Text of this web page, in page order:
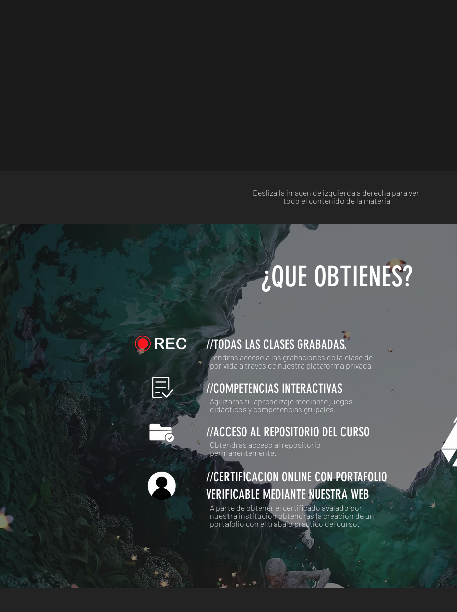
Desliza la imagen de izquierda a derecha para ver
todo el contenido de la materia
¿QUE OBTIENES?
//TODAS LAS CLASES GRABADAS.
Tendras acceso a las grabaciones de la clase de
por vida a traves de nuestra plataforma privada
//COMPETENCIAS INTERACTIVAS
Agilizaras tu aprendizaje mediante juegos
didácticos y competencias grupales.
//ACCESO AL REPOSITORIO DEL CURSO
Obtendrás acceso al repositorio
permanentemente.
//CERTIFICACION ONLINE CON PORTAFOLIO
VERIFICABLE MEDIANTE NUESTRA WEB
A parte de obtener el certificado avalado por
nuestra institucion obtendras la creacion de un
portafolio con el trabajo practico del curso.